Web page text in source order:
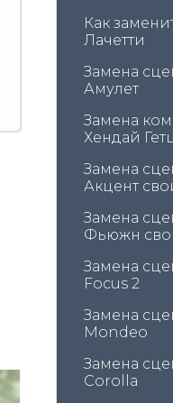
Как
Лачетти
Замена
Амулет
Замена
Хендай
Замена
Акцент
Замена
Фьюжн
Замена
Focus 2
Замена
Mondeo
Замена
Corolla